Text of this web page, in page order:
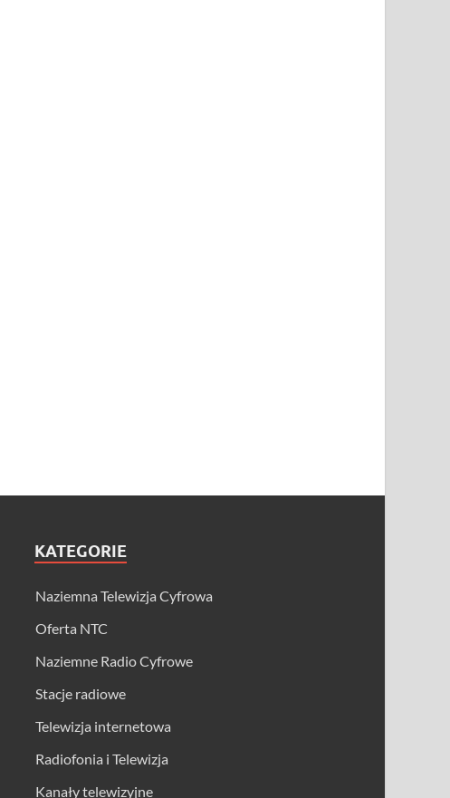
KATEGORIE
Naziemna Telewizja Cyfrowa
Oferta NTC
Naziemne Radio Cyfrowe
Stacje radiowe
Telewizja internetowa
Radiofonia i Telewizja
Kanały telewizyjne